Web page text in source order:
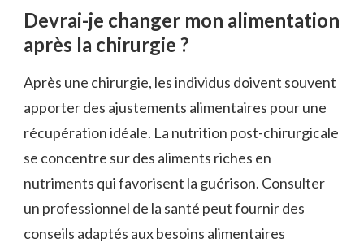
Devrai-je changer mon alimentation
après la chirurgie ?
Après une chirurgie, les individus doivent souvent
apporter des ajustements alimentaires pour une
récupération idéale. La nutrition post-chirurgicale
se concentre sur des aliments riches en
nutriments qui favorisent la guérison. Consulter
un professionnel de la santé peut fournir des
conseils adaptés aux besoins alimentaires